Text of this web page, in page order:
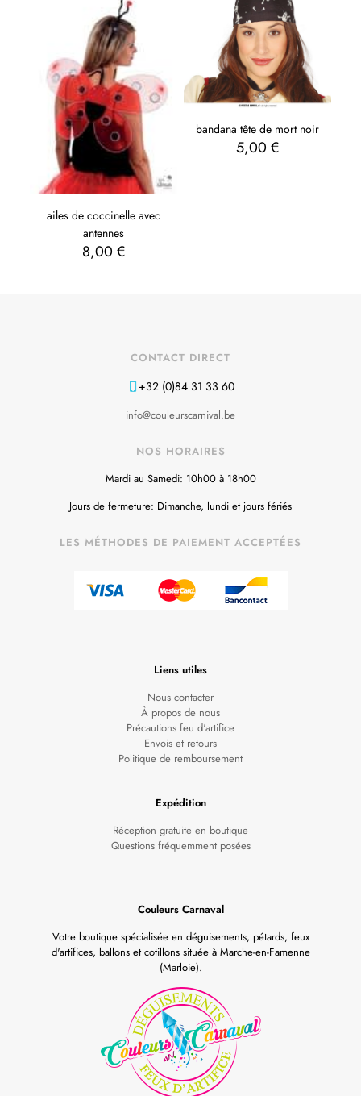
ailes de coccinelle avec
antennes
8,00 €
bandana tête de mort noir
5,00 €
CONTACT DIRECT
+32 (0)84 31 33 60
info@couleurscarnival.be
NOS HORAIRES
Mardi au Samedi: 10h00 à 18h00
Jours de fermeture: Dimanche, lundi et jours fériés
LES MÉTHODES DE PAIEMENT ACCEPTÉES
Liens utiles
Nous contacter
À propos de nous
Précautions feu d'artifice
Envois et retours
Politique de remboursement
Expédition
Réception gratuite en boutique
Questions fréquemment posées
Couleurs Carnaval
Votre boutique spécialisée en déguisements, pétards, feux
d'artifices, ballons et cotillons située à Marche-en-Famenne
(Marloie).